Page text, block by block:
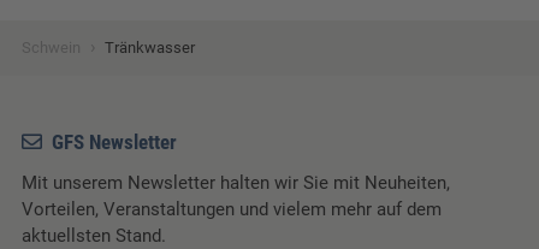
Schwein Tränkwasser
GFS Newsletter
Mit unserem Newsletter halten wir Sie mit Neuheiten,
Vorteilen, Veranstaltungen und vielem mehr auf dem
aktuellsten Stand.